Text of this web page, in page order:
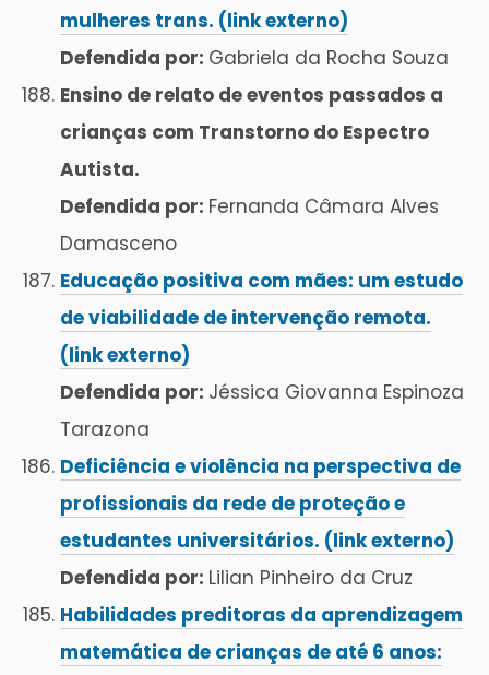
mulheres trans. (link externo)
Defendida por: Gabriela da Rocha Souza
Ensino de relato de eventos passados a
crianças com Transtorno do Espectro
Autista.
Defendida por: Fernanda Câmara Alves
Damasceno
Educação positiva com mães: um estudo
de viabilidade de intervenção remota.
(link externo)
Defendida por: Jéssica Giovanna Espinoza
Tarazona
Deficiência e violência na perspectiva de
profissionais da rede de proteção e
estudantes universitários. (link externo)
Defendida por: Lilian Pinheiro da Cruz
Habilidades preditoras da aprendizagem
matemática de crianças de até 6 anos: